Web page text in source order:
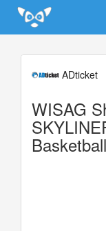
Update cookies preferences
ADticket
WISAG
Basketball